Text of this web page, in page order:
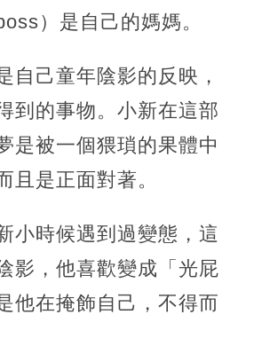
）是自己的媽媽。
自己童年陰影的反映，
到的事物。小新在這部
是被一個猥瑣的果體中
且是正面對著。
小時候遇到過變態，這
影，他喜歡變成「光屁
他在掩飾自己，不得而